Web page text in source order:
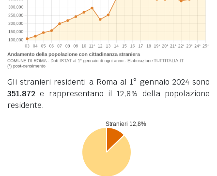
Gli stranieri residenti a Roma al 1° gennaio 2024 sono
351.872 e rappresentano il 12,8% della popolazione
residente.